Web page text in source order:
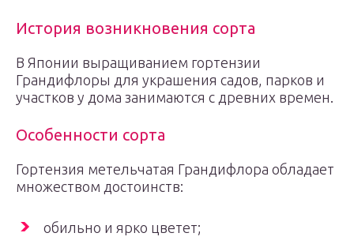
История возникновения сорта
В Японии выращиванием гортензии
Грандифлоры для украшения садов, парков и
участков у дома занимаются с древних времен.
Особенности сорта
Гортензия метельчатая Грандифлора обладает
множеством достоинств:
обильно и ярко цветет;